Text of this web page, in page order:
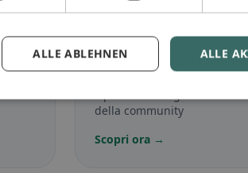
🌾
Senza glutine
Allertshausen
della community
Scopri ora →
ALLE
ALLE ABLEHNEN